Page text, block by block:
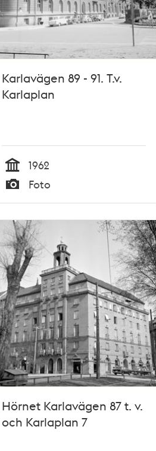
Karlavägen 89 - 91. T.v.
Karlaplan
Tid
1962
Typ
Foto
Hörnet Karlavägen 87 t. v.
och Karlaplan 7